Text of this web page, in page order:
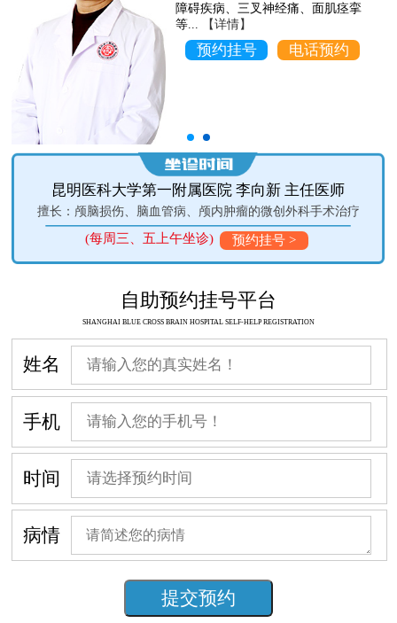
障碍疾病、三叉神经痛、面肌痉挛
等...
【详情】
预约挂号 电话预约
昆明医科大学第一附属医院 李向新 主任医师
擅长：颅脑损伤、脑血管病、颅内肿瘤的微创外科手术治疗
(每周三、五上午坐诊) 预约挂号 >
自助预约挂号平台
SHANGHAI BLUE CROSS BRAIN HOSPITAL SELF-HELP REGISTRATION
姓名
手机
时间
病情